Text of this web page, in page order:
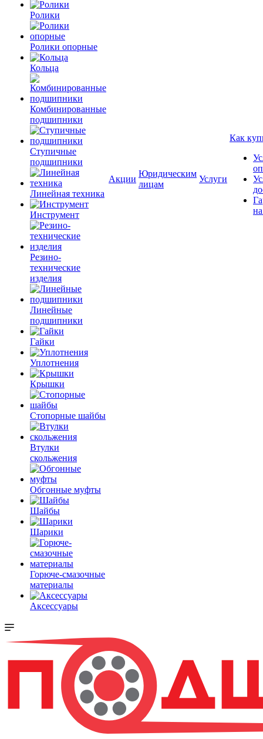
Ролики
Ролики опорные
Кольца
Комбинированные
подшипники
Ступичные
подшипники
Линейная техника
Инструмент
Резино-
технические
изделия
Линейные
подшипники
Гайки
Уплотнения
Крышки
Стопорные шайбы
Втулки
скольжения
Обгонные муфты
Шайбы
Шарики
Горюче-смазочные
материалы
Аксессуары
Акции
Юридическим
лицам
Услуги
Как